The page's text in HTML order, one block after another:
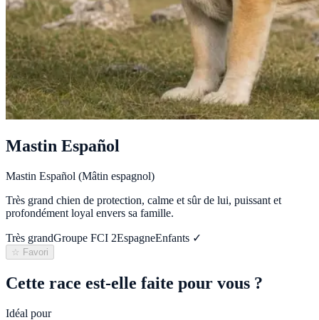
Mastin Español
Mastin Español (Mâtin espagnol)
Très grand chien de protection, calme et sûr de lui, puissant et
profondément loyal envers sa famille.
Très grandGroupe FCI 2EspagneEnfants ✓
☆ Favori
Cette race est-elle faite pour vous ?
Idéal pour